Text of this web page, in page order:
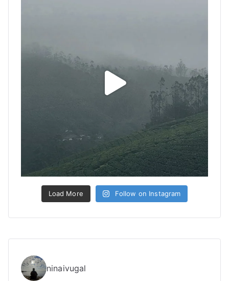
Load More Follow on Instagram
ninaivugal